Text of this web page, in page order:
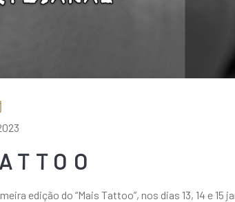
edição do “Mais Tattoo”, nos dias 13, 14 e 15